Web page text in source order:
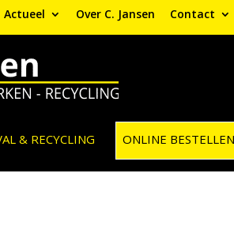
Actueel Over C. Jansen Contact
& RECYCLING ONLINE BESTELLEN